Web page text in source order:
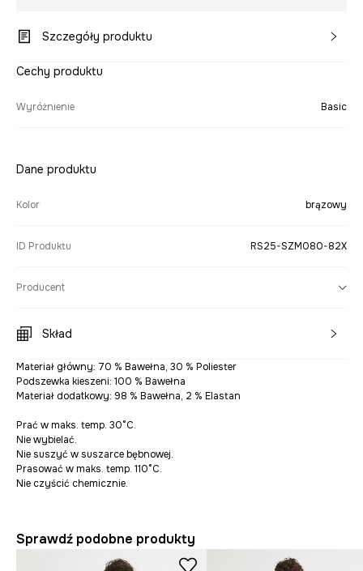
Szczegóły produktu
Cechy produktu
Wyróżnienie Basic
Dane produktu
Kolor brązowy
ID Produktu RS25-SZM080-82X
Producent
Skład
Materiał główny: 70 % Bawełna, 30 % Poliester
Podszewka kieszeni: 100 % Bawełna
Materiał dodatkowy: 98 % Bawełna, 2 % Elastan
Prać w maks. temp. 30°C.
Nie wybielać.
Nie suszyć w suszarce bębnowej.
Prasować w maks. temp. 110°C.
Nie czyścić chemicznie.
Sprawdź podobne produkty